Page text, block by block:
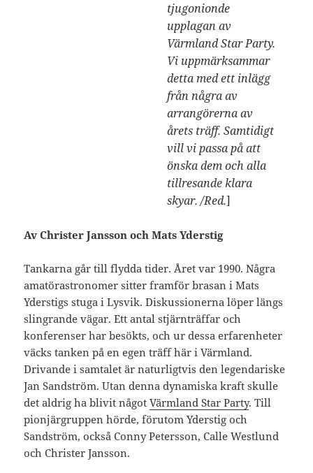
tjugonionde
upplagan av
Värmland Star Party.
Vi uppmärksammar
detta med ett inlägg
från några av
arrangörerna av
årets träff. Samtidigt
vill vi passa på att
önska dem och alla
tillresande klara
skyar. /Red.]
Av Christer Jansson och Mats Yderstig
Tankarna går till flydda tider. Året var 1990. Några
amatörastronomer sitter framför brasan i Mats
Yderstigs stuga i Lysvik. Diskussionerna löper längs
slingrande vägar. Ett antal stjärnträffar och
konferenser har besökts, och ur dessa erfarenheter
väcks tanken på en egen träff här i Värmland.
Drivande i samtalet är naturligtvis den legendariske
Jan Sandström. Utan denna dynamiska kraft skulle
det aldrig ha blivit någotVärmland Star Party. Till
pionjärgruppen hörde, förutom Yderstig och
Sandström, också Conny Petersson, Calle Westlund
och Christer Jansson.